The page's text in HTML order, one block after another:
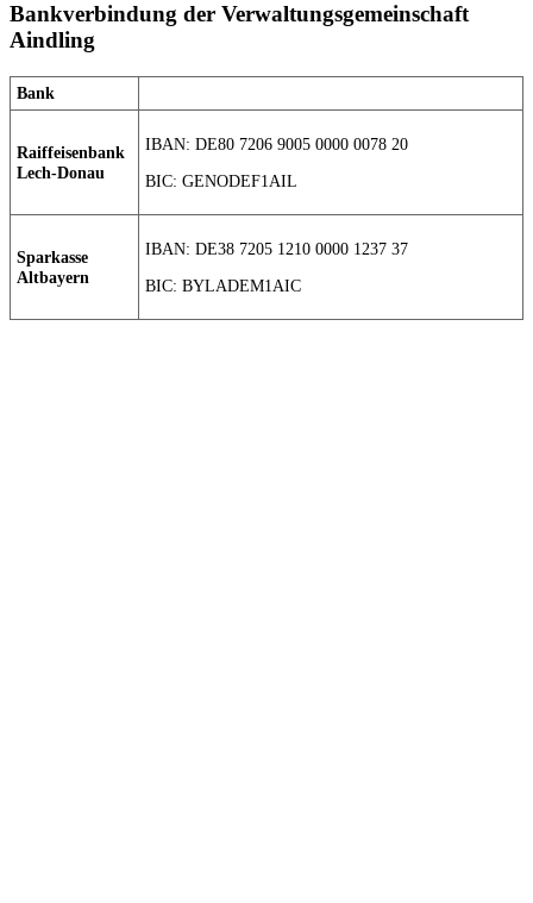
Bankverbindung der Verwaltungsgemeinschaft
Aindling
Bank
Raiffeisenbank
Lech-Donau
IBAN: DE80 7206 9005 0000 0078 20
BIC: GENODEF1AIL
Sparkasse
Altbayern
IBAN: DE38 7205 1210 0000 1237 37
BIC: BYLADEM1AIC